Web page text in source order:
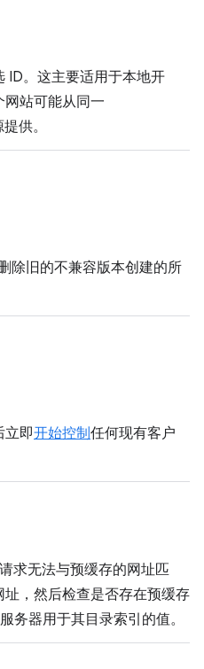
ID。这主要适用于本地开
站可能从同一
供。
除旧的不兼容版本创建的所
立即开始控制任何现有客户
求无法与预缓存的网址匹
，然后检查是否存在预缓存
务器用于其目录索引的值。